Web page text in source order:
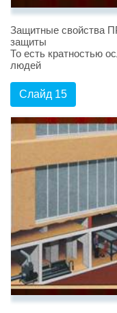
Защитные свойства
защиты
То есть кратностью
людей
Слайд 15